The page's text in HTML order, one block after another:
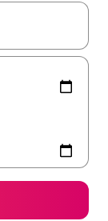
vitufe vya